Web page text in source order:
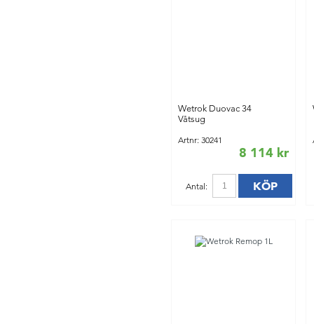
Wetrok Duovac 34
Våtsug
Artnr: 30241
8 114 kr
Antal: KÖP